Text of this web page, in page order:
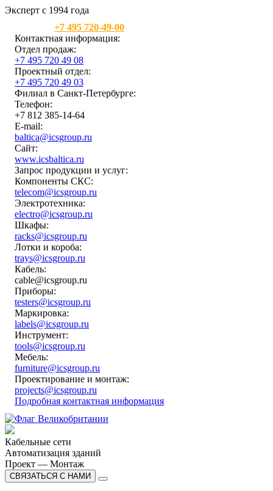
Эксперт с 1994 года
+7 495 720-49-00
Контактная информация:
Отдел продаж:
+7 495 720 49 08
Проектный отдел:
+7 495 720 49 03
Филиал в Санкт-Петербурге:
Телефон:
+7 812 385-14-64
E-mail:
baltica@icsgroup.ru
Сайт:
www.icsbaltica.ru
Запрос продукции и услуг:
Компоненты СКС:
telecom@icsgroup.ru
Электротехника:
electro@icsgroup.ru
Шкафы:
racks@icsgroup.ru
Лотки и короба:
trays@icsgroup.ru
Кабель:
cable@icsgroup.ru
Приборы:
testers@icsgroup.ru
Маркировка:
labels@icsgroup.ru
Инструмент:
tools@icsgroup.ru
Мебель:
furniture@icsgroup.ru
Проектирование и монтаж:
projects@icsgroup.ru
Подробная контактная информация
Кабельные сети
Автоматизация зданий
Проект — Монтаж
СВЯЗАТЬСЯ С НАМИ